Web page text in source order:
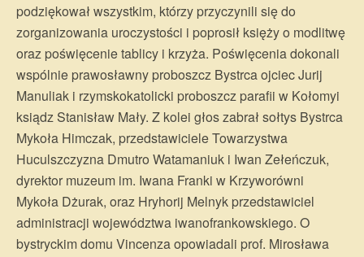
podziękował wszystkim, którzy przyczynili się do
zorganizowania uroczystości i poprosił księży o modlitwę
oraz poświęcenie tablicy i krzyża. Poświęcenia dokonali
wspólnie prawosławny proboszcz Bystrca ojciec Jurij
Manuliak i rzymskokatolicki proboszcz parafii w Kołomyi
ksiądz Stanisław Mały. Z kolei głos zabrał sołtys Bystrca
Mykoła Himczak, przedstawiciele Towarzystwa
Huculszczyzna Dmutro Watamaniuk i Iwan Zełeńczuk,
dyrektor muzeum im. Iwana Franki w Krzyworówni
Mykoła Dżurak, oraz Hryhorij Melnyk przedstawiciel
administracji województwa iwanofrankowskiego. O
bystryckim domu Vincenza opowiadali prof. Mirosława